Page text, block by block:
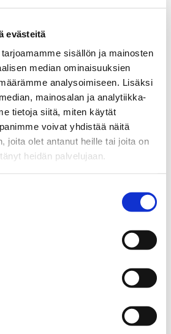
evästeitä
sisällön ja mainosten
median ominaisuuksien
analysoimiseen. Lisäksi
mainosalan ja analytiikka-
tietoja siitä, miten käytät
voivat yhdistää näitä
joita olet antanut heille tai joita on
heidän palvelujaan.
Executive Education -tiimin
Haku
kyky
esiin?
ja sen